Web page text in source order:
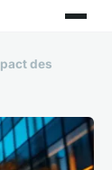
des